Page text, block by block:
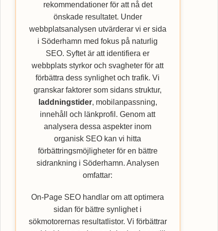
rekommendationer för att nå det
önskade resultatet. Under
webbplatsanalysen utvärderar vi er sida
i Söderhamn med fokus på naturlig
SEO. Syftet är att identifiera er
webbplats styrkor och svagheter för att
förbättra dess synlighet och trafik. Vi
granskar faktorer som sidans struktur,
laddningstider, mobilanpassning,
innehåll och länkprofil. Genom att
analysera dessa aspekter inom
organisk SEO kan vi hitta
förbättringsmöjligheter för en bättre
sidrankning i Söderhamn. Analysen
omfattar:
On-Page SEO handlar om att optimera
sidan för bättre synlighet i
sökmotorernas resultatlistor. Vi förbättrar